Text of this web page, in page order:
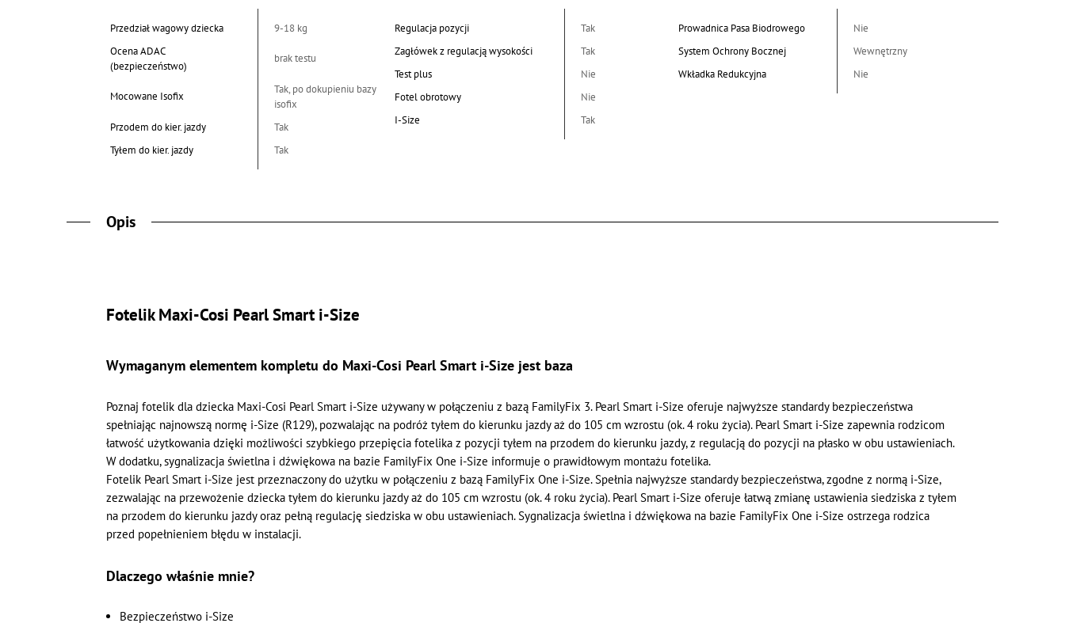
Przedział wagowy dziecka
9-18 kg
Ocena ADAC
(bezpieczeństwo)
brak testu
Mocowane Isofix
Tak, po dokupieniu bazy
isofix
Przodem do kier. jazdy
Tak
Tyłem do kier. jazdy
Tak
Regulacja pozycji
Tak
Zagłówek z regulacją wysokości
Tak
Test plus
Nie
Fotel obrotowy
Nie
I-Size
Tak
Prowadnica Pasa Biodrowego
Nie
System Ochrony Bocznej
Wewnętrzny
Wkładka Redukcyjna
Nie
Opis
Fotelik Maxi-Cosi Pearl Smart i-Size
Wymaganym elementem kompletu do Maxi-Cosi Pearl Smart i-Size jest baza
Poznaj fotelik dla dziecka Maxi-Cosi Pearl Smart i-Size używany w połączeniu z bazą FamilyFix 3. Pearl Smart i-Size oferuje najwyższe standardy bezpieczeństwa
spełniając najnowszą normę i-Size (R129), pozwalając na podróż tyłem do kierunku jazdy aż do 105 cm wzrostu (ok. 4 roku życia). Pearl Smart i-Size zapewnia rodzicom
łatwość użytkowania dzięki możliwości szybkiego przepięcia fotelika z pozycji tyłem na przodem do kierunku jazdy, z regulacją do pozycji na płasko w obu ustawieniach.
W dodatku, sygnalizacja świetlna i dźwiękowa na bazie FamilyFix One i-Size informuje o prawidłowym montażu fotelika.
Fotelik Pearl Smart i-Size jest przeznaczony do użytku w połączeniu z bazą FamilyFix One i-Size. Spełnia najwyższe standardy bezpieczeństwa, zgodne z normą i-Size,
zezwalając na przewożenie dziecka tyłem do kierunku jazdy aż do 105 cm wzrostu (ok. 4 roku życia). Pearl Smart i-Size oferuje łatwą zmianę ustawienia siedziska z tyłem
na przodem do kierunku jazdy oraz pełną regulację siedziska w obu ustawieniach. Sygnalizacja świetlna i dźwiękowa na bazie FamilyFix One i-Size ostrzega rodzica
przed popełnieniem błędu w instalacji.
Dlaczego właśnie mnie?
Bezpieczeństwo i-Size